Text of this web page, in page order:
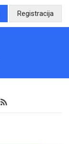
Registracija